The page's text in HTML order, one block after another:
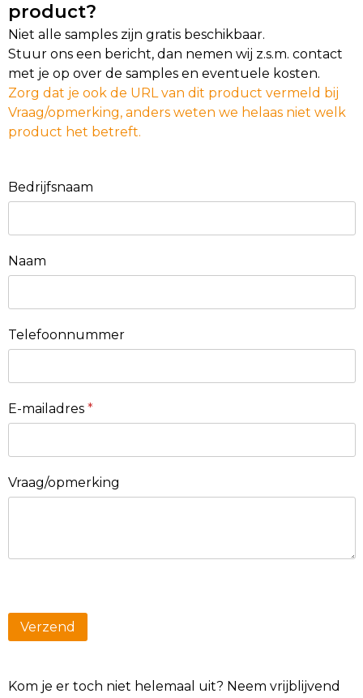
product?
Niet alle samples zijn gratis beschikbaar.
Stuur ons een bericht, dan nemen wij z.s.m. contact
met je op over de samples en eventuele kosten.
Zorg dat je ook de URL van dit product vermeld bij
Vraag/opmerking, anders weten we helaas niet welk
product het betreft.
Bedrijfsnaam
Naam
Telefoonnummer
E-mailadres *
Vraag/opmerking
Kom je er toch niet helemaal uit? Neem vrijblijvend